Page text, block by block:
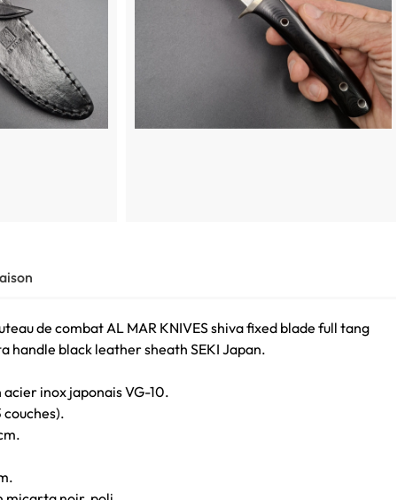
de combat AL MAR KNIVES shiva fixed blade full tang
handle black leather sheath SEKI Japan.
inox japonais VG-10.
couches).